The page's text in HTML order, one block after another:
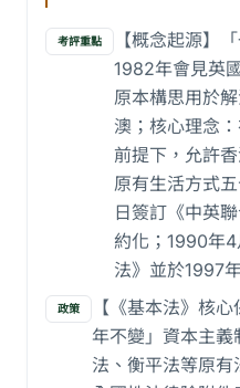
考評重點
【概念起源】
1982年會見英
原本構思用於
澳；核心理念
前提下，允許
原有生活方式
日簽訂《中英
約化；1990年
法》並於1997
政策
【《基本法》核
年不變」資本主
法、衡平法等原